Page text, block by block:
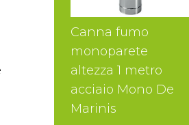
Canna fumo
monoparete
altezza 1 metro
acciaio Mono De
Marinis